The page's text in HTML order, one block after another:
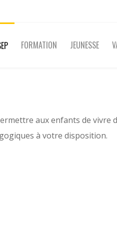
FORMATION JEUNESSE
aux enfants de vivre
à votre disposition.